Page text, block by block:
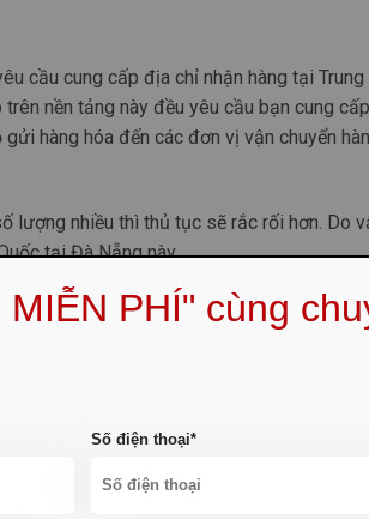
cầu cung cấp địa chỉ nhận hàng tại Trung
nền tảng này đều yêu cầu bạn cung
hàng hóa đến các đơn vị vận chuyển
lượng nhiều thì thủ tục sẽ rắc rối hơn. Do
tại Đà Nẵng này.
vị này sẽ có kho hàng đặt tại Trung
các đơn vị dịch vụ sẽ cung cấp ch
bên shop bán.
hàng Trung Quốc tại Đà Nẵng bằng đường
PHÍ" cùng
Số điện thoại*